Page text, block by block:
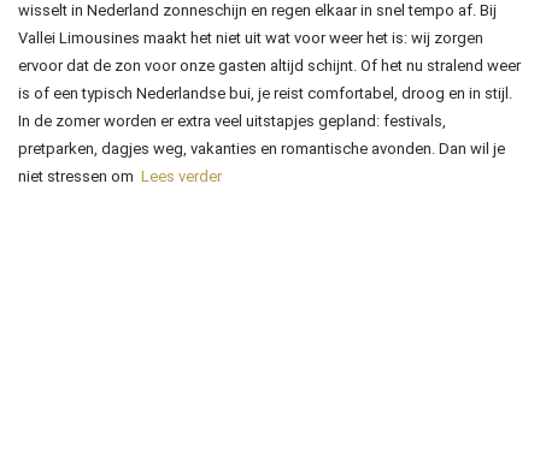
wisselt in Nederland zonneschijn en regen elkaar in snel tempo af. Bij
Vallei Limousines maakt het niet uit wat voor weer het is: wij zorgen
ervoor dat de zon voor onze gasten altijd schijnt. Of het nu stralend weer
is of een typisch Nederlandse bui, je reist comfortabel, droog en in stijl.
In de zomer worden er extra veel uitstapjes gepland: festivals,
pretparken, dagjes weg, vakanties en romantische avonden. Dan wil je
niet stressen om Lees verder